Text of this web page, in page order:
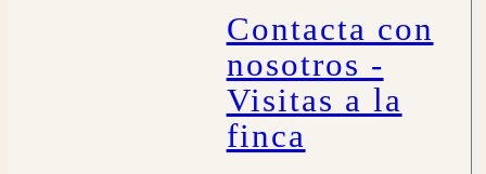
Contacta con
nosotros -
Visitas a la
finca